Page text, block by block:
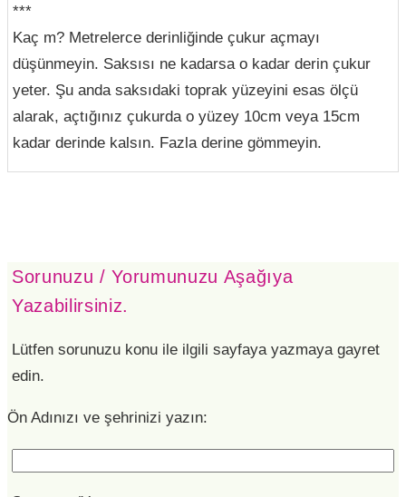
***
Kaç m? Metrelerce derinliğinde çukur açmayı
düşünmeyin. Saksısı ne kadarsa o kadar derin çukur
yeter. Şu anda saksıdaki toprak yüzeyini esas ölçü
alarak, açtığınız çukurda o yüzey 10cm veya 15cm
kadar derinde kalsın. Fazla derine gömmeyin.
Sorunuzu / Yorumunuzu Aşağıya
Yazabilirsiniz.
Lütfen sorunuzu konu ile ilgili sayfaya yazmaya gayret
edin.
Ön Adınızı ve şehrinizi yazın: